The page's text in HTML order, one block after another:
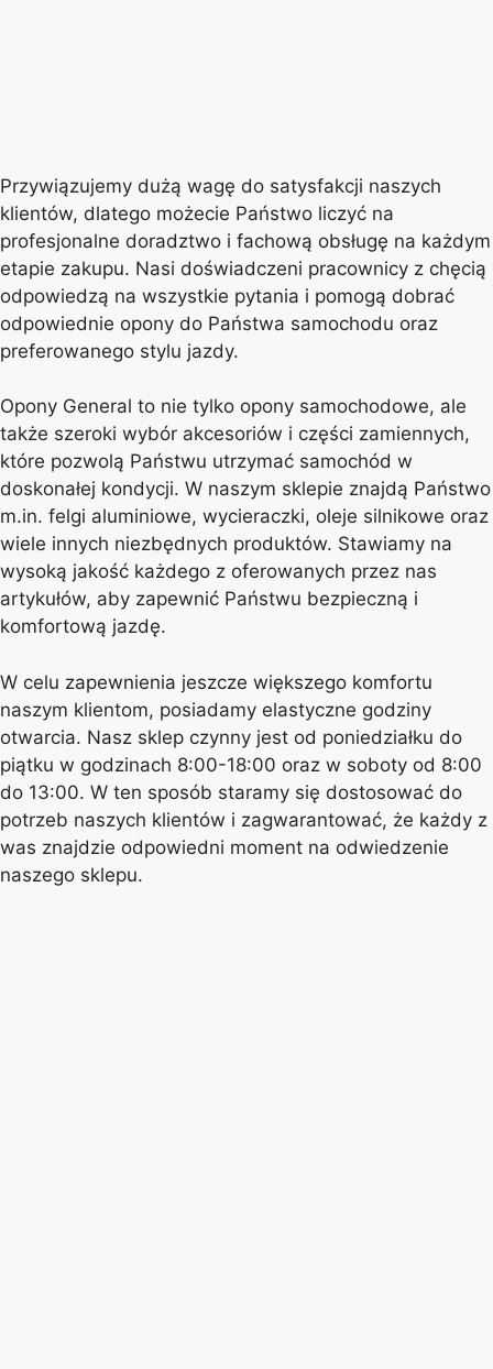
Przywiązujemy dużą wagę do satysfakcji naszych
klientów, dlatego możecie Państwo liczyć na
profesjonalne doradztwo i fachową obsługę na każdym
etapie zakupu. Nasi doświadczeni pracownicy z chęcią
odpowiedzą na wszystkie pytania i pomogą dobrać
odpowiednie opony do Państwa samochodu oraz
preferowanego stylu jazdy.
Opony General to nie tylko opony samochodowe, ale
także szeroki wybór akcesoriów i części zamiennych,
które pozwolą Państwu utrzymać samochód w
doskonałej kondycji. W naszym sklepie znajdą Państwo
m.in. felgi aluminiowe, wycieraczki, oleje silnikowe oraz
wiele innych niezbędnych produktów. Stawiamy na
wysoką jakość każdego z oferowanych przez nas
artykułów, aby zapewnić Państwu bezpieczną i
komfortową jazdę.
W celu zapewnienia jeszcze większego komfortu
naszym klientom, posiadamy elastyczne godziny
otwarcia. Nasz sklep czynny jest od poniedziałku do
piątku w godzinach 8:00-18:00 oraz w soboty od 8:00
do 13:00. W ten sposób staramy się dostosować do
potrzeb naszych klientów i zagwarantować, że każdy z
was znajdzie odpowiedni moment na odwiedzenie
naszego sklepu.